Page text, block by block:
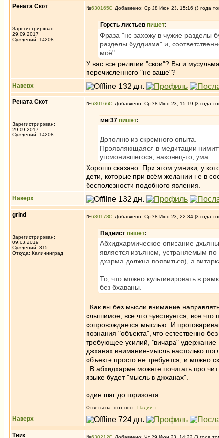
Рената Скот
Зарегистрирован:
29.09.2017
Суждений: 14208
№630165 Добавлено: Ср 28 Июн 23, 15:16 (3 года
Горсть листьев пишет:
Фраза "не захожу в чужие разделы
разделы буддизма" и,
моё".
У вас все религии "свои"? Вы и
перечисленного "не ваше"?
Наверх
Рената Скот
Зарегистрирован:
29.09.2017
Суждений: 14208
№630166 Добавлено: Ср 28 Июн 23, 15:19 (3 года
миг37 пишет:
Дополню из скромного опыта.
Проявляющаяся в медитации
угомонившегося, наконец-то, ума.
Хорошо сказано. При этом умники, у
дети, которые при всём желании не в
бесполезности подобного явления.
Наверх
grind
Зарегистрирован:
09.03.2019
Суждений: 315
Откуда: Калининград
№630178 Добавлено: Ср 28 Июн 23, 22:34 (3 года
Падиист пишет:
Абхидхармическое описание
является изъяном, устраняемым по
дхарма должна появиться), а
То, что можно культивировать в
без бхаваны.
Как вы без мысли внимание
слышимое, все что чувствуется, все
сопровождается мыслью. И
познания "объекта", что естественно
требующее усилий, "вичара"
джханах внимание-мысль настолько
объекте просто не требуется, и можно
В абхидхарме можете почитать про
языке будет "мысль в джханах".
один шаг до горизонта
Ответы на этот пост: Падиист
Наверх
Твик №630212 Добавлено: Чт 29 Июн 23, 14:22 (3 года